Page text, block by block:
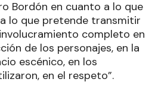
Bordón en cuanto a lo que
lo que pretende transmitir
completo en
de los personajes, en la
escénico, en los
en el respeto”.